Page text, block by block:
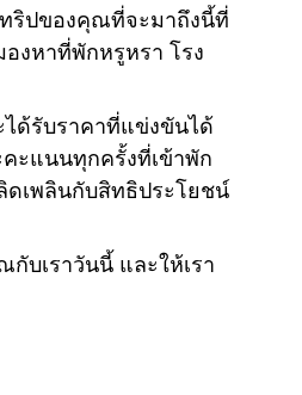
ทริปของคุณที่จะมาถึงนี้ที่
งหาที่พักหรูหรา โรง
ได้รับราคาที่แข่งขันได้
ะแนนทุกครั้งที่เข้าพัก
ดเพลินกับสิทธิประโยชน์
บเราวันนี้ และให้เรา